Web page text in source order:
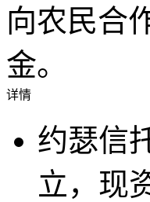
向农民合
金。
详情
约瑟信
立，现